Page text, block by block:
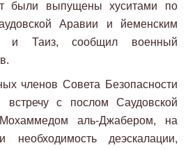
были выпущены хуситами по
Аравии и йеменским
и Таиз, сообщил военный
членов Совета Безопасности
с послом Саудовской
аль-Джабером, на
необходимость деэскалации,